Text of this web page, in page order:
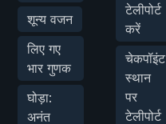
शून्य वजन
लिए गए
भार गुणक
घोड़ा:
अनंत
टेलीपोर्ट
करें
चेकपॉइंट
स्थान
पर
टेलीपोर्ट